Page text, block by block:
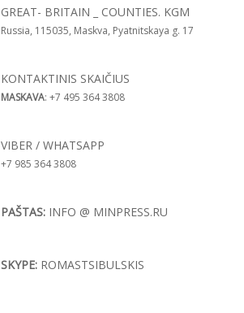
GREAT- BRITAIN _ COUNTIES. KGM
Russia, 115035, Maskva, Pyatnitskaya g. 17
KONTAKTINIS SKAIČIUS
MASKAVA: +7 495 364 3808
VIBER / WHATSAPP
+7 985 364 3808
PAŠTAS: INFO @ MINPRESS.RU
SKYPE: ROMASTSIBULSKIS